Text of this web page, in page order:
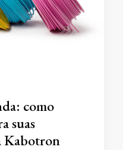
como
suas
Kabotron